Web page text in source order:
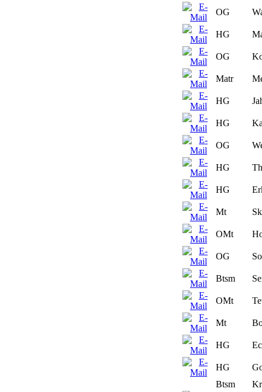
OG
HG
OG
Matr
HG
HG
OG
HG
HG
Mt
OMt
OG
Btsm
OMt
Mt
HG
HG
Btsm